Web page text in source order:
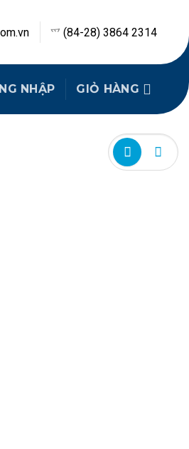
(84-28) 3864 2314
NHẬP GIỎ HÀNG